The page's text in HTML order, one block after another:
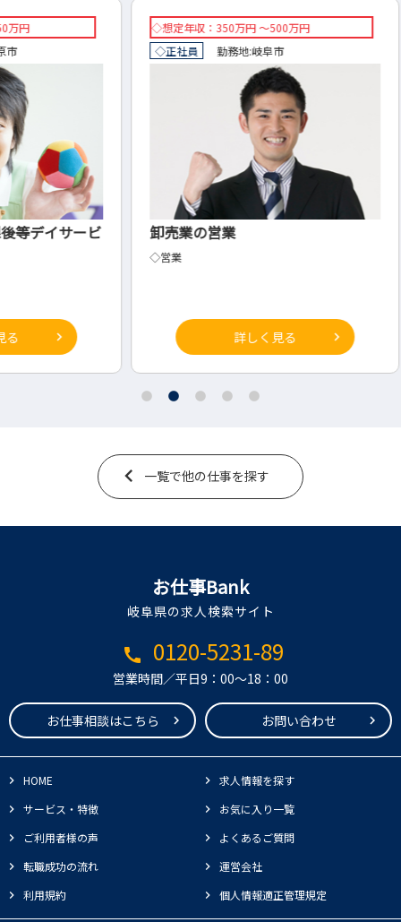
ービ
◇想定年収：350万円 ～500万円
勤務地:岐阜市
卸売業の営業
詳しく見る
一覧で他の仕事を探す
お仕事Bank
岐阜県の求人検索サイト
call 0120-5231-89
営業時間／平日9：00～18：00
お仕事相談はこちら お問い合わせ
HOME
求人情報を探す
サービス・特徴
お気に入り一覧
ご利用者様の声
よくあるご質問
転職成功の流れ
運営会社
利用規約
個人情報適正管理規定